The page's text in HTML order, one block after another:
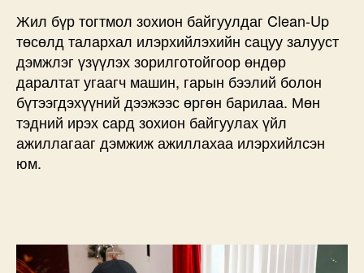
Жил бүр тогтмол зохион байгуулдаг Clean-Up
төсөлд талархал илэрхийлэхийн сацуу залууст
дэмжлэг үзүүлэх зорилготойгоор өндөр
даралтат угаагч машин, гарын бээлий болон
бүтээгдэхүүний дээжээс өргөн барилаа. Мөн
тэдний ирэх сард зохион байгуулах үйл
ажиллагааг дэмжиж ажиллахаа илэрхийлсэн
юм.